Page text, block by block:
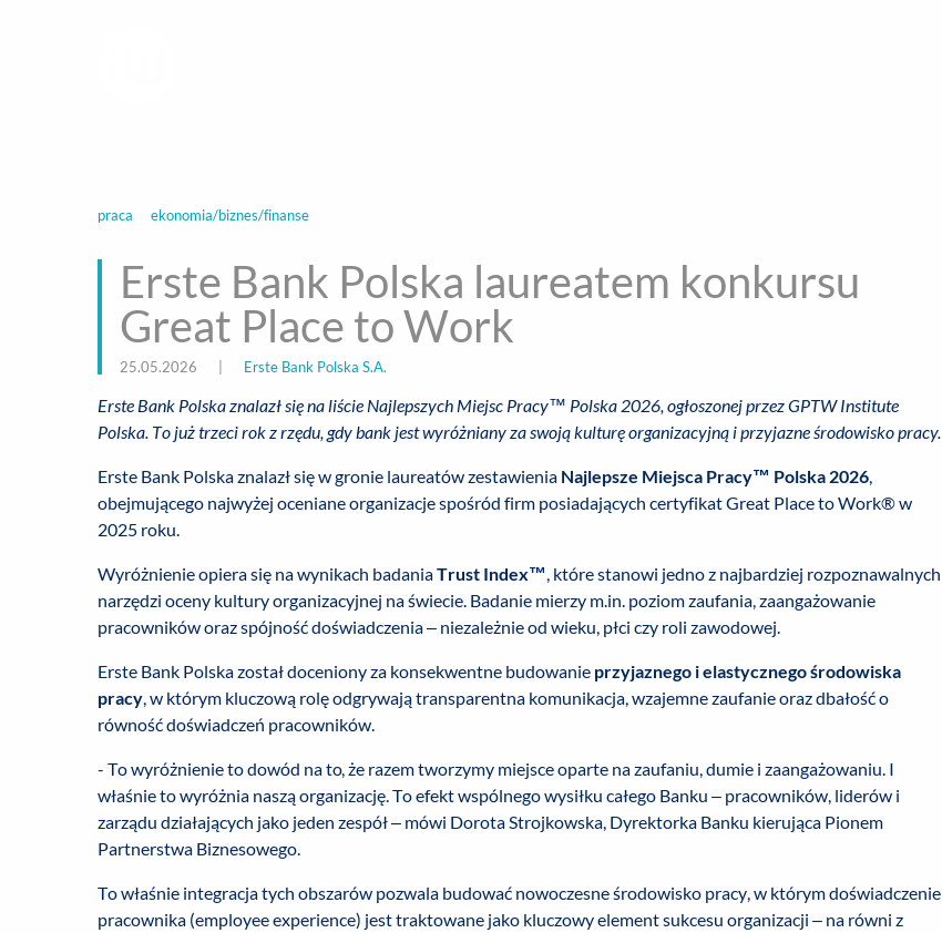
praca ekonomia/biznes/finanse
Erste Bank Polska laureatem konkursu
Great Place to Work
25.05.2026 Erste Bank Polska S.A.
Erste Bank Polska znalazł się na liście Najlepszych Miejsc Pracy™ Polska 2026, ogłoszonej przez GPTW Institute
Polska. To już trzeci rok z rzędu, gdy bank jest wyróżniany za swoją kulturę organizacyjną i przyjazne środowisko pracy.
Erste Bank Polska znalazł się w gronie laureatów zestawienia Najlepsze Miejsca Pracy™ Polska 2026,
obejmującego najwyżej oceniane organizacje spośród firm posiadających certyfikat Great Place to Work® w
2025 roku.
Wyróżnienie opiera się na wynikach badaniaTrust Index™, które stanowi jedno z najbardziej rozpoznawalnych
narzędzi oceny kultury organizacyjnej na świecie. Badanie mierzy m.in. poziom zaufania, zaangażowanie
pracowników oraz spójność doświadczenia – niezależnie od wieku, płci czy roli zawodowej.
Erste Bank Polska został doceniony za konsekwentne budowanie przyjaznego i elastycznego środowiska
pracy, w którym kluczową rolę odgrywają transparentna komunikacja, wzajemne zaufanie oraz dbałość o
równość doświadczeń pracowników.
- To wyróżnienie to dowód na to, że razem tworzymy miejsce oparte na zaufaniu, dumie i zaangażowaniu. I
właśnie to wyróżnia naszą organizację. To efekt wspólnego wysiłku całego Banku – pracowników, liderów i
zarządu działających jako jeden zespół – mówi Dorota Strojkowska, Dyrektorka Banku kierująca Pionem
Partnerstwa Biznesowego.
To właśnie integracja tych obszarów pozwala budować nowoczesne środowisko pracy, w którym doświadczenie
pracownika (employee experience) jest traktowane jako kluczowy element sukcesu organizacji – na równi z